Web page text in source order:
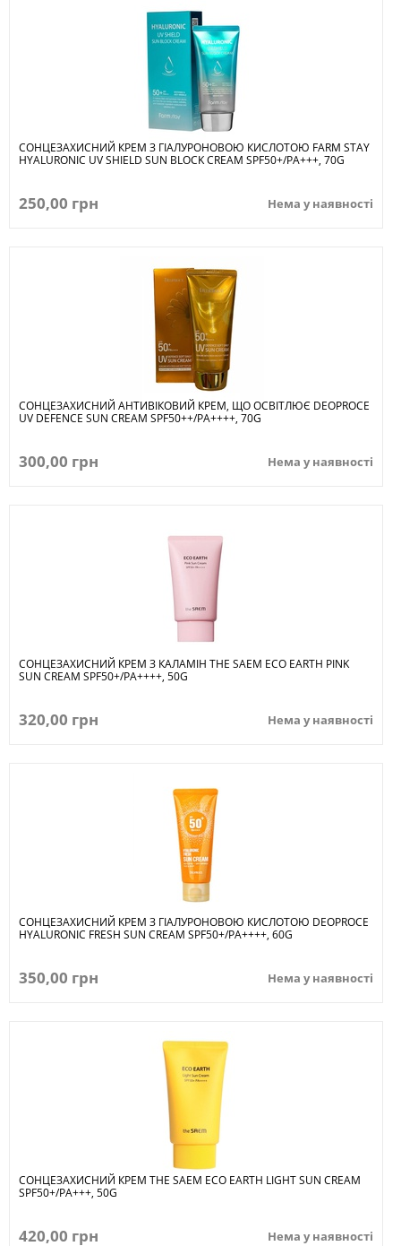
СОНЦЕЗАХИСНИЙ КРЕМ З ГІАЛУРОНОВОЮ КИСЛОТОЮ FARM STAY
HYALURONIC UV SHIELD SUN BLOCK CREAM SPF50+/PA+++, 70G
250,00 грн Нема у наявності
СОНЦЕЗАХИСНИЙ АНТИВІКОВИЙ КРЕМ, ЩО ОСВІТЛЮЄ DEOPROCE
UV DEFENCE SUN CREAM SPF50++/PA++++, 70G
300,00 грн Нема у наявності
СОНЦЕЗАХИСНИЙ КРЕМ З КАЛАМІН THE SAEM ECO EARTH PINK
SUN CREAM SPF50+/PA++++, 50G
320,00 грн Нема у наявності
СОНЦЕЗАХИСНИЙ КРЕМ З ГІАЛУРОНОВОЮ КИСЛОТОЮ DEOPROCE
HYALURONIC FRESH SUN CREAM SPF50+/PA++++, 60G
350,00 грн Нема у наявності
СОНЦЕЗАХИСНИЙ КРЕМ THE SAEM ECO EARTH LIGHT SUN CREAM
SPF50+/PA+++, 50G
420,00 грн Нема у наявності